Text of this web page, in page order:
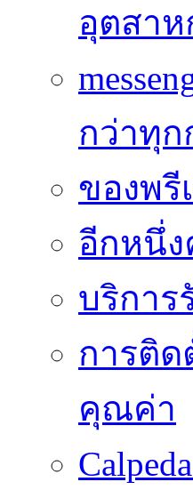
อุตสาห
กว่าทุก
ของพรี
อีกหนึ่
บริการ
การติด
คุณค่า